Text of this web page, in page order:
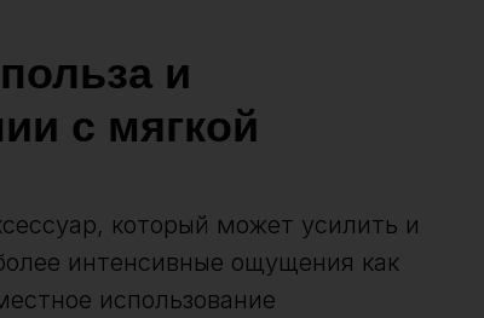
и
с мягкой
который может усилить и
интенсивные ощущения как
использование